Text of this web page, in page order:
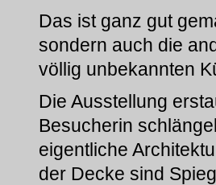
Das ist ganz gut
sondern auch die
völlig unbekannten
Die Ausstellung
Besucherin
eigentliche
der Decke sind